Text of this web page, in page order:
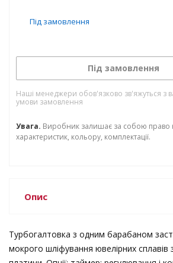
Під замовлення
Під замовлення
Наші менеджери обов'язково зв'яжуться з
умови замовлення
Увага. Виробник залишає за собою право
характеристик, кольору, комплектації.
Опис
Турбогалтовка з одним барабаном
мокрого шліфування ювелірних сплавів